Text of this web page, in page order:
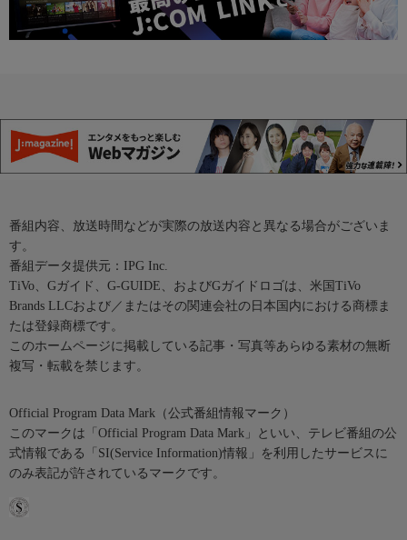
番組内容、放送時間などが実際の放送内容と異なる場合がございま
す。
番組データ提供元：IPG Inc.
TiVo、Gガイド、G-GUIDE、およびGガイドロゴは、米国TiVo
Brands LLCおよび／またはその関連会社の日本国内における商標ま
たは登録商標です。
このホームページに掲載している記事・写真等あらゆる素材の無断
複写・転載を禁じます。
Official Program Data Mark（公式番組情報マーク）
このマークは「Official Program Data Mark」といい、テレビ番組の公
式情報である「SI(Service Information)情報」を利用したサービスに
のみ表記が許されているマークです。